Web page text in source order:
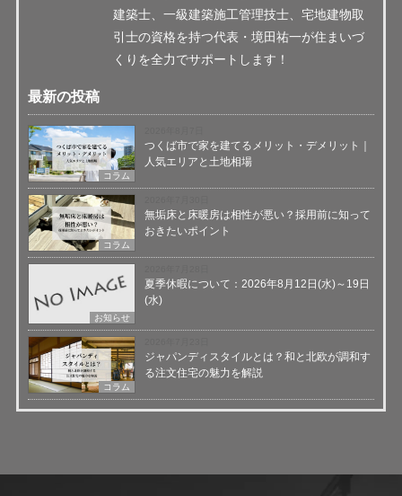
建築士、一級建築施工管理技士、宅地建物取
引士の資格を持つ代表・境田祐一が住まいづ
くりを全力でサポートします！
最新の投稿
コラム
つくば市で家を建てるメリット・デメリット｜
人気エリアと土地相場
コラム
無垢床と床暖房は相性が悪い？採用前に知って
おきたいポイント
お知らせ
夏季休暇について：2026年8月12日(水)～19日
(水)
コラム
ジャパンディスタイルとは？和と北欧が調和す
る注文住宅の魅力を解説